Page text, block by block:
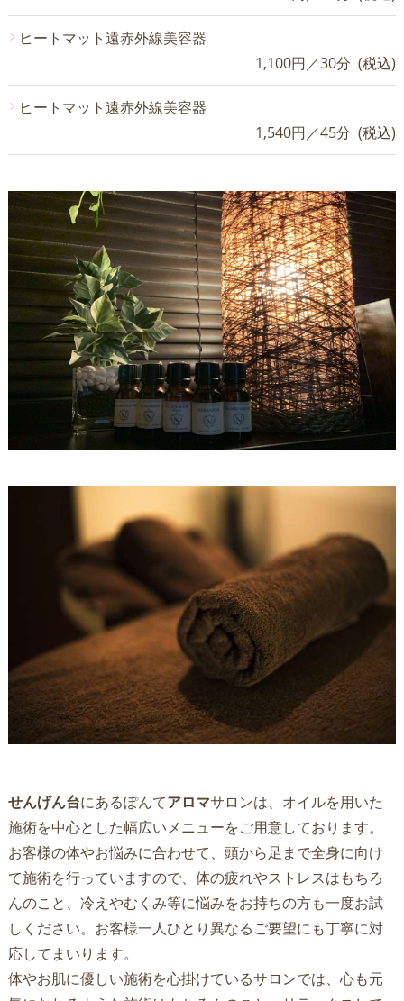
ヒートマット遠赤外線美容器
1,100円／30分 (税込)
ヒートマット遠赤外線美容器
1,540円／45分 (税込)
せんげん台にあるぽんてアロマサロンは、オイルを用いた
施術を中心とした幅広いメニューをご用意しております。
お客様の体やお悩みに合わせて、頭から足まで全身に向け
て施術を行っていますので、体の疲れやストレスはもちろ
んのこと、冷えやむくみ等に悩みをお持ちの方も一度お試
しください。お客様一人ひとり異なるご要望にも丁寧に対
応してまいります。
体やお肌に優しい施術を心掛けているサロンでは、心も元